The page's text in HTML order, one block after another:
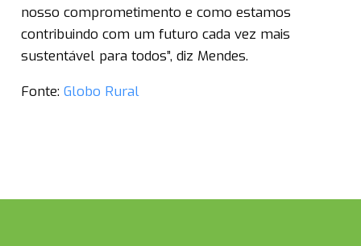
nosso comprometimento e como estamos
contribuindo com um futuro cada vez mais
sustentável para todos”, diz Mendes.
Fonte: Globo Rural